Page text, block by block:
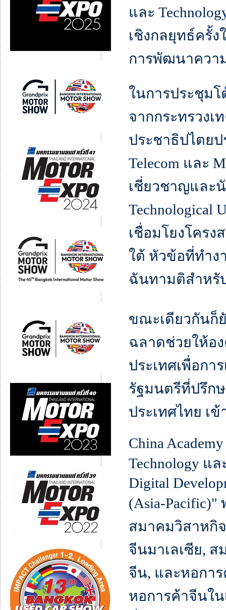
และ
เชิงกลยุทธ์ครั้
การพัฒนาควา
ในการประชุม
จากกระทรวง
ประชาธิปไตย
Telecom และ
เชี่ยวชาญและนั
Technological
เชื่อมโยงโครง
ใต้ หัวข้อที่ทำง
ฉันทามติสำหรั
ขณะเดียวกันก็
ฉลาดช่วยให้อ
ประเทศเพื่อกา
รัฐมนตรีที่ปรึก
ประเทศไทย เ
China
Technology แล
Digital
(Asia-
สมาคมวิสาหกิ
จีนมาเลเซีย,
จีน, และหอกา
หอการค้าจีนใ